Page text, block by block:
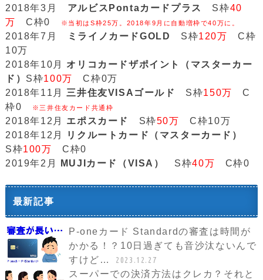
2018年3月 アルビスPontaカードプラス S枠40
万 C枠0 ※当初はS枠25万。2018年9月に自動増枠で40万に。
2018年7月 ミライノカードGOLD S枠120万 C枠
10万
2018年10月 オリコカードザポイント（マスターカー
ド） S枠100万
C枠0万
2018年11月 三井住友VISAゴールド S枠150万
C
枠0
※三井住友カード共通枠
2018年12月 エポスカード S枠50万 C枠10万
2018年12月
リクルートカード（マスターカード）
S枠100万 C枠0
2019年2月
MUJIカード（VISA） S枠40万 C枠0
最新記事
P-oneカード Standardの審査は時間が
かかる！？10日過ぎても音沙汰ないんで
すけど…
2023.12.27
スーパーでの決済方法はクレカ？それと